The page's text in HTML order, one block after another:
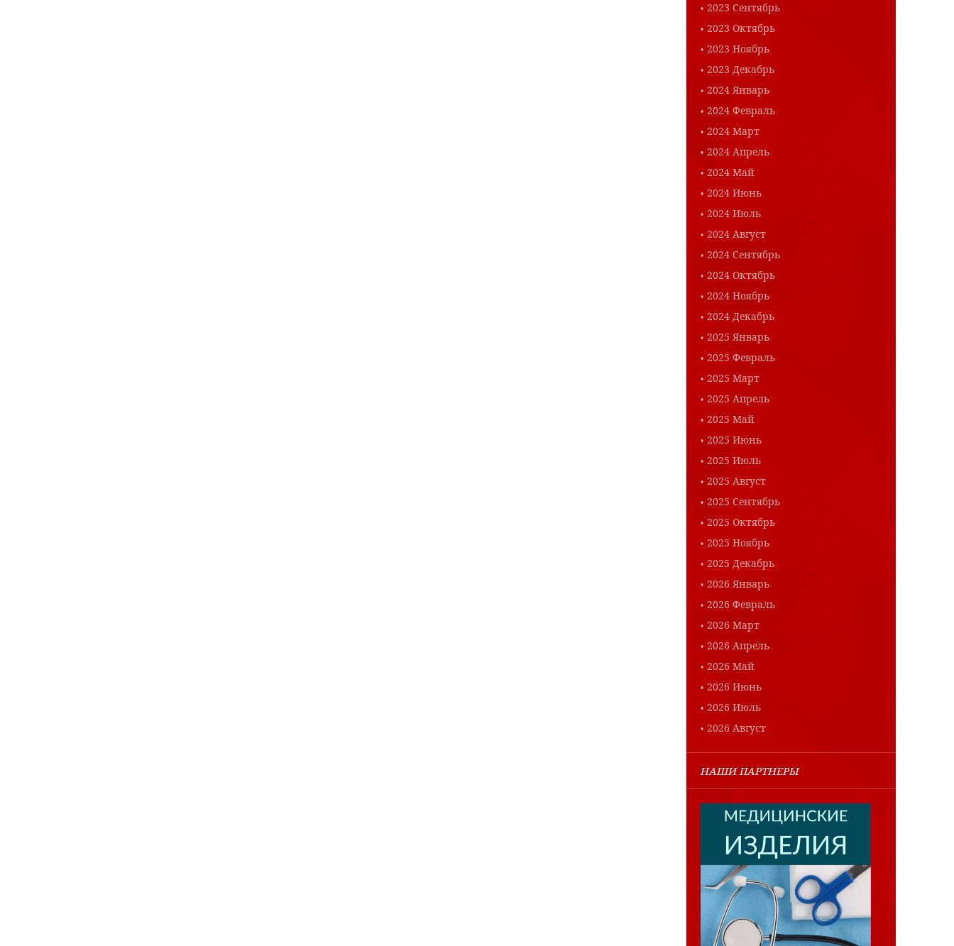
2023 Сентябрь
2023 Октябрь
2023 Ноябрь
2023 Декабрь
2024 Январь
2024 Февраль
2024 Март
2024 Апрель
2024 Май
2024 Июнь
2024 Июль
2024 Август
2024 Сентябрь
2024 Октябрь
2024 Ноябрь
2024 Декабрь
2025 Январь
2025 Февраль
2025 Март
2025 Апрель
2025 Май
2025 Июнь
2025 Июль
2025 Август
2025 Сентябрь
2025 Октябрь
2025 Ноябрь
2025 Декабрь
2026 Январь
2026 Февраль
2026 Март
2026 Апрель
2026 Май
2026 Июнь
2026 Июль
2026 Август
НАШИ ПАРТНЕРЫ